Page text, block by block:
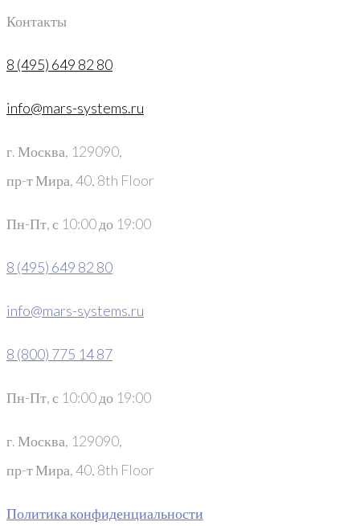
Контакты
8 (495) 649 82 80
info@mars-systems.ru
г. Москва, 129090,
пр-т Мира, 40, 8th Floor
Пн-Пт, с 10:00 до 19:00
8 (495) 649 82 80
info@mars-systems.ru
8 (800) 775 14 87
Пн-Пт, с 10:00 до 19:00
г. Москва, 129090,
пр-т Мира, 40, 8th Floor
Политика конфиденциальности